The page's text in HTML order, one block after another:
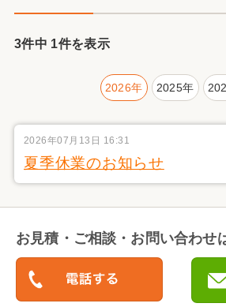
3件中 1件を表示
2026年 2025年
2026年07月13日 16:31
夏季休業のお知らせ
お見積・ご相談・お問い合わせ